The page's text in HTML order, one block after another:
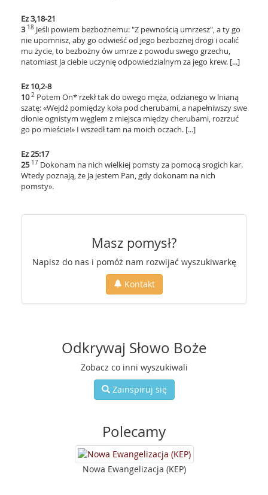
Ez 3,18-21
3 18 Jeśli powiem bezbożnemu: "Z pewnością umrzesz", a ty go
nie upomnisz, aby go odwieść od jego bezbożnej drogi i ocalić
mu życie, to bezbożny ów umrze z powodu swego grzechu,
natomiast Ja ciebie uczynię odpowiedzialnym za jego krew. [...]
Ez 10,2-8
102 Potem On* rzekł tak do owego męża, odzianego w lnianą
szatę: «Wejdź pomiędzy koła pod cherubami, a napełniwszy swe
dłonie ognistym węglem z miejsca między cherubami, rozrzuć
go po mieście!» I wszedł tam na moich oczach. [...]
Ez 25:17
25 17 Dokonam na nich wielkiej pomsty za pomocą srogich kar.
Wtedy poznają, że Ja jestem Pan, gdy dokonam na nich
pomsty».
Masz pomysł?
Napisz do nas i pomóż nam rozwijać wyszukiwarkę
Kontakt
Odkrywaj Słowo Boże
Zobacz co inni wyszukiwali
Zainspiruj się
Polecamy
Nowa Ewangelizacja (KEP)